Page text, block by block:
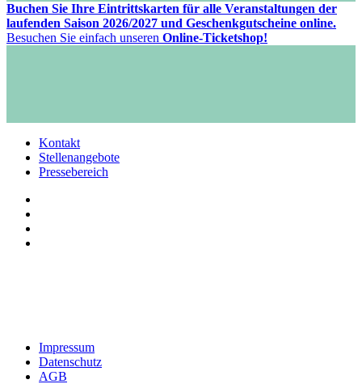
Buchen Sie Ihre Eintrittskarten für alle Veranstaltungen der
laufenden Saison 2026/2027 und Geschenkgutscheine online.
Besuchen Sie einfach unseren Online-Ticketshop!
Kontakt
Stellenangebote
Pressebereich
Impressum
Datenschutz
AGB